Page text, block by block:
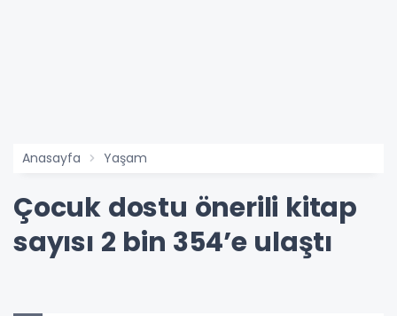
Anasayfa Yaşam
Çocuk dostu önerili kitap
sayısı 2 bin 354’e ulaştı